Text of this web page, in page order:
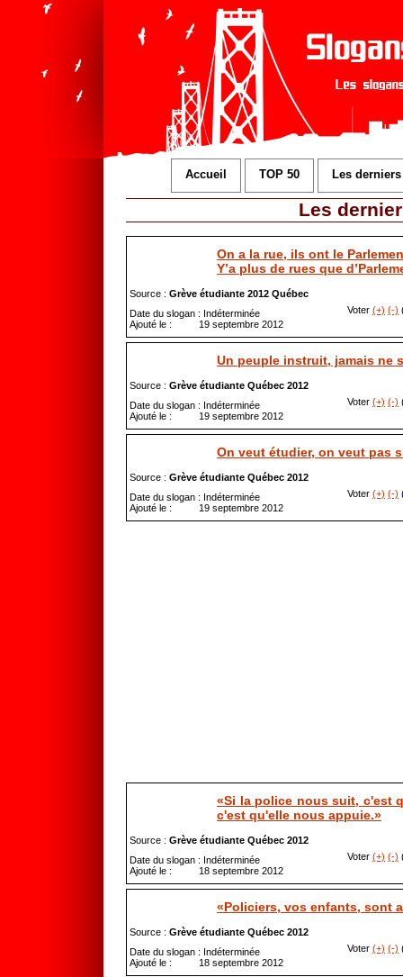
Accueil TOP 50 Les derniers
Les
On a la rue, ils ont le
Y’a plus de rues que
Source : Grève étudiante 2012 Québec
Date du slogan : Indéterminée
Ajouté le : 19 septembre 2012
Voter (+) (-)
Un peuple instruit, jamais ne
Source : Grève étudiante Québec 2012
Date du slogan : Indéterminée
Ajouté le : 19 septembre 2012
Voter (+) (-)
On veut étudier, on veut pas
Source : Grève étudiante Québec 2012
Date du slogan : Indéterminée
Ajouté le : 19 septembre 2012
Voter (+) (-)
«Si la police nous suit, c'est
c'est qu'elle nous appuie.»
Source : Grève étudiante Québec 2012
Date du slogan : Indéterminée
Ajouté le : 18 septembre 2012
Voter (+) (-)
«Policiers, vos enfants, sont
Source : Grève étudiante Québec 2012
Date du slogan : Indéterminée
Ajouté le : 18 septembre 2012
Voter (+) (-)